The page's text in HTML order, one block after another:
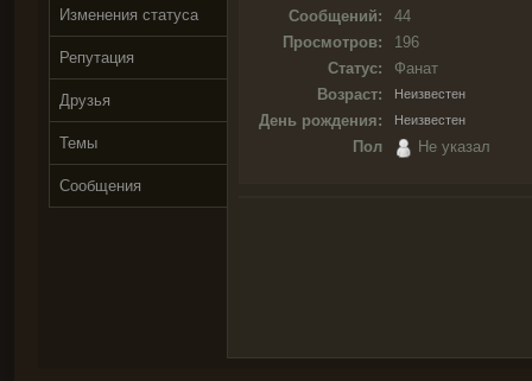
Изменения статуса
Репутация
Друзья
Темы
Сообщения
Сообщений:
44
Просмотров:
196
Статус:
Фанат
Возраст:
Неизвестен
День рождения: Неизвестен
Пол Не указал